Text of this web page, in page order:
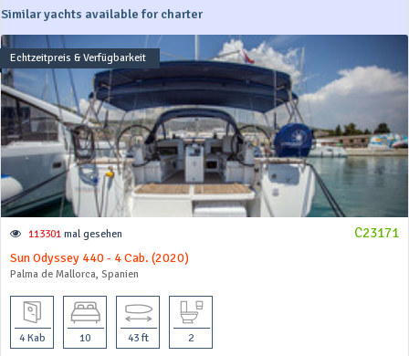
Similar yachts available for charter
Echtzeitpreis & Verfügbarkeit
C23171
113301 mal gesehen
Sun Odyssey 440 - 4 Cab. (2020)
Palma de Mallorca, Spanien
4 Kab 10 43 ft 2